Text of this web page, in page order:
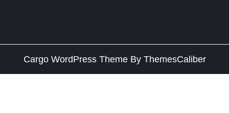
Cargo WordPress ThemeBy ThemesCaliber